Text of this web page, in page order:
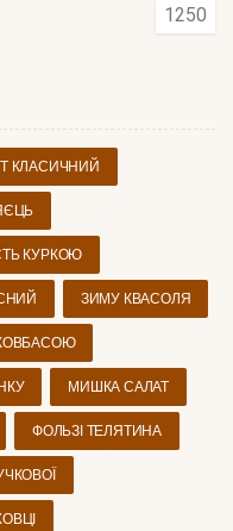
1250
КЛАСИЧНИЙ
КУРКОЮ
ЗИМУ КВАСОЛЯ
МИШКА САЛАТ
ФОЛЬЗІ ТЕЛЯТИНА